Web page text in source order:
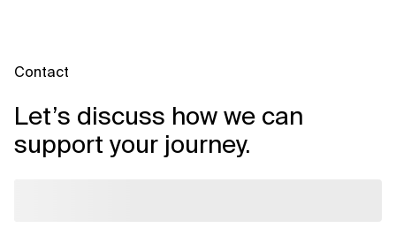
Contact
Let’s discuss how we can
support your journey.